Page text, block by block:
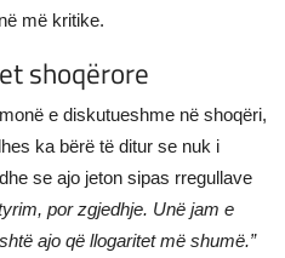
më kritike.
shoqërore
e diskutueshme në shoqëri,
ka bërë të ditur se nuk i
se ajo jeton sipas rregullave
por zgjedhje. Unë jam e
ajo që llogaritet më shumë.”